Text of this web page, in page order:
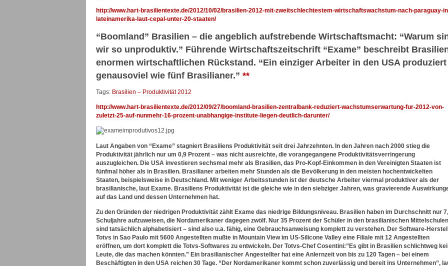
http://www.hart-brasilientexte.de/2012/10/02/brasilien-2012-mit-zweitschlechtestem-wirtschaftswachstum-nach-paraguay-
lateinamerika-laut-cepal-unter-20-staaten/
“Boomland” Brasilien – die angeblich aufstrebende Wirtschaftsmacht: “Warum
wir so unproduktiv.” Führende Wirtschaftszeitschrift “Exame” beschreibt
enormen wirtschaftlichen Rückstand. “Ein einziger Arbeiter in den USA produziert
genausoviel wie fünf Brasilianer.” **
Tags: Brasilien – Produktivität 2012
http://www.hart-brasilientexte.de/2012/09/27/boomland-brasilien-zentralbank-reduziert-wachstumserwartung-fur-2012-von-
zuletzt-25-auf-nunmehr-16-prozent-unabhangige-institute-liegen-deutlich-darunter/
Laut Angaben von “Exame” stagniert Brasiliens Produktivität seit drei Jahrzehnten. In den Jahren nach 2000 stieg die
Produktivität jährlich nur um 0,9 Prozent – was nicht ausreichte, die vorangegangene Produktivitätsverringerung
auszugleichen. Die USA investieren sechsmal mehr als Brasilien, das Pro-Kopf-Einkommen in den Vereinigten Staaten ist
fünfmal höher als in Brasilien. Brasilianer arbeiten mehr Stunden als die Bevölkerung in den meisten hochentwickelten
Staaten, beispielsweise in Deutschland. Mit weniger Arbeitsstunden ist der deutsche Arbeiter viermal produktiver als der
brasilianische, laut Exame. Brasiliens Produktivität ist die gleiche wie in den siebziger Jahren, was gravierende
auf das Land und dessen Unternehmen hat.
Zu den Gründen der niedrigen Produktivität zählt Exame das niedrige Bildungsniveau. Brasilien haben im Durchschnitt nur
Schuljahre aufzuweisen, die Nordamerikaner dagegen zwölf. Nur 35 Prozent der Schüler in den brasilianischen Mittelschulen
sind tatsächlich alphabetisiert – sind also u.a. fähig, eine Gebrauchsanweisung komplett zu verstehen. Der Software-
Totvs in Sao Paulo mit 5600 Angestellten mußte in Mountain View im US-Silicone Valley eine Filiale mit 12 Angestellten
eröffnen, um dort komplett die Totvs-Softwares zu entwickeln. Der Totvs-Chef Cosentini:”Es gibt in Brasilien schlichtweg
Leute, die das machen könnten.” Ein brasilianischer Angestellter hat eine Anlernzeit von bis zu 120 Tagen – bei einem
Beschäftigten in den USA reichen 30 Tage. “Der Nordamerikaner kommt schon zuverlässig und bereit ins Unternehmen”,